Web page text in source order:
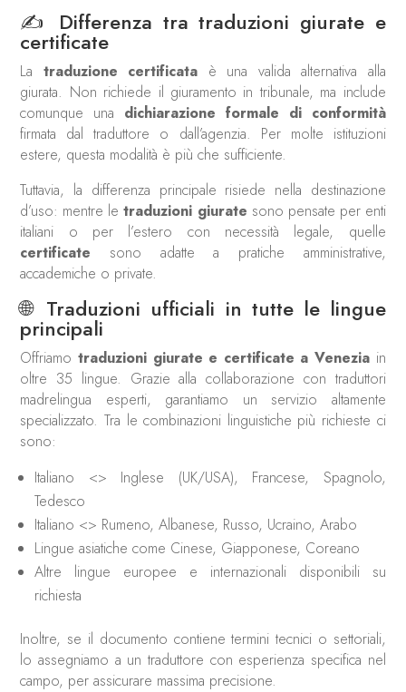
✍️ Differenza tra traduzioni giurate e
certificate
La traduzione certificata è una valida alternativa alla
giurata. Non richiede il giuramento in tribunale, ma include
comunque una dichiarazione formale di conformità
firmata dal traduttore o dall’agenzia. Per molte istituzioni
estere, questa modalità è più che sufficiente.
Tuttavia, la differenza principale risiede nella destinazione
d’uso: mentre letraduzioni giurate sono pensate per enti
italiani o per l’estero con necessità legale, quelle
certificate sono adatte a pratiche amministrative,
accademiche o private.
🌐 Traduzioni ufficiali in tutte le lingue
principali
Offriamotraduzioni giurate e certificate a Venezia in
oltre 35 lingue. Grazie alla collaborazione con traduttori
madrelingua esperti, garantiamo un servizio altamente
specializzato. Tra le combinazioni linguistiche più richieste ci
sono:
Italiano <> Inglese (UK/USA), Francese, Spagnolo,
Tedesco
Italiano <> Rumeno, Albanese, Russo, Ucraino, Arabo
Lingue asiatiche come Cinese, Giapponese, Coreano
Altre lingue europee e internazionali disponibili su
richiesta
Inoltre, se il documento contiene termini tecnici o settoriali,
lo assegniamo a un traduttore con esperienza specifica nel
campo, per assicurare massima precisione.